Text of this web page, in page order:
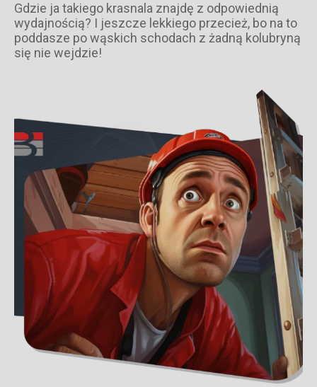
Gdzie ja takiego krasnala znajdę z odpowiednią
wydajnością? I jeszcze lekkiego przecież, bo na to
poddasze po wąskich schodach z żadną kolubryną
się nie wejdzie!